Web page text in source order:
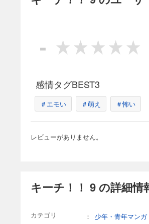
-
感情タグBEST3
＃エモい ＃萌え ＃怖い
レビューがありません。
キーチ！！ 9 の詳細情
カテゴリ ：
少年・青年マンガ